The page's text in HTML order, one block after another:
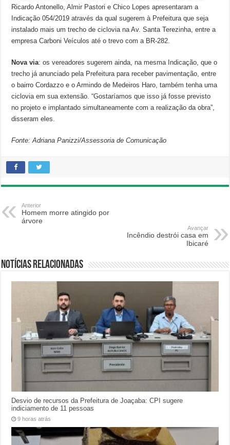
Ricardo Antonello, Almir Pastori e Chico Lopes apresentaram a
Indicação 054/2019 através da qual sugerem à Prefeitura que seja
instalado mais um trecho de ciclovia na Av. Santa Terezinha, entre a
empresa Carboni Veículos até o trevo com a BR-282.
Nova via: os vereadores sugerem ainda, na mesma Indicação, que o
trecho já anunciado pela Prefeitura para receber pavimentação, entre
o bairro Cordazzo e o Armindo de Medeiros Haro, também tenha uma
ciclovia em sua extensão. “Gostaríamos que isso já fosse previsto
no projeto e implantado simultaneamente com a realização da obra”,
disseram eles.
Fonte: Adriana Panizzi/Assessoria de Comunicação
Anterior
Homem morre atingido por
árvore
Avançar
Incêndio destrói casa em
Ibicaré
Notícias relacionadas
Desvio de recursos da Prefeitura de Joaçaba: CPI sugere
indiciamento de 11 pessoas
9 horas atrás